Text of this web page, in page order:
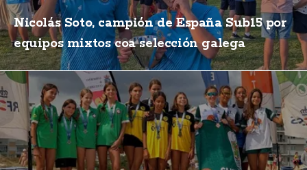
Nicolás Soto, campión de España Sub15 por
equipos mixtos coa selección galega